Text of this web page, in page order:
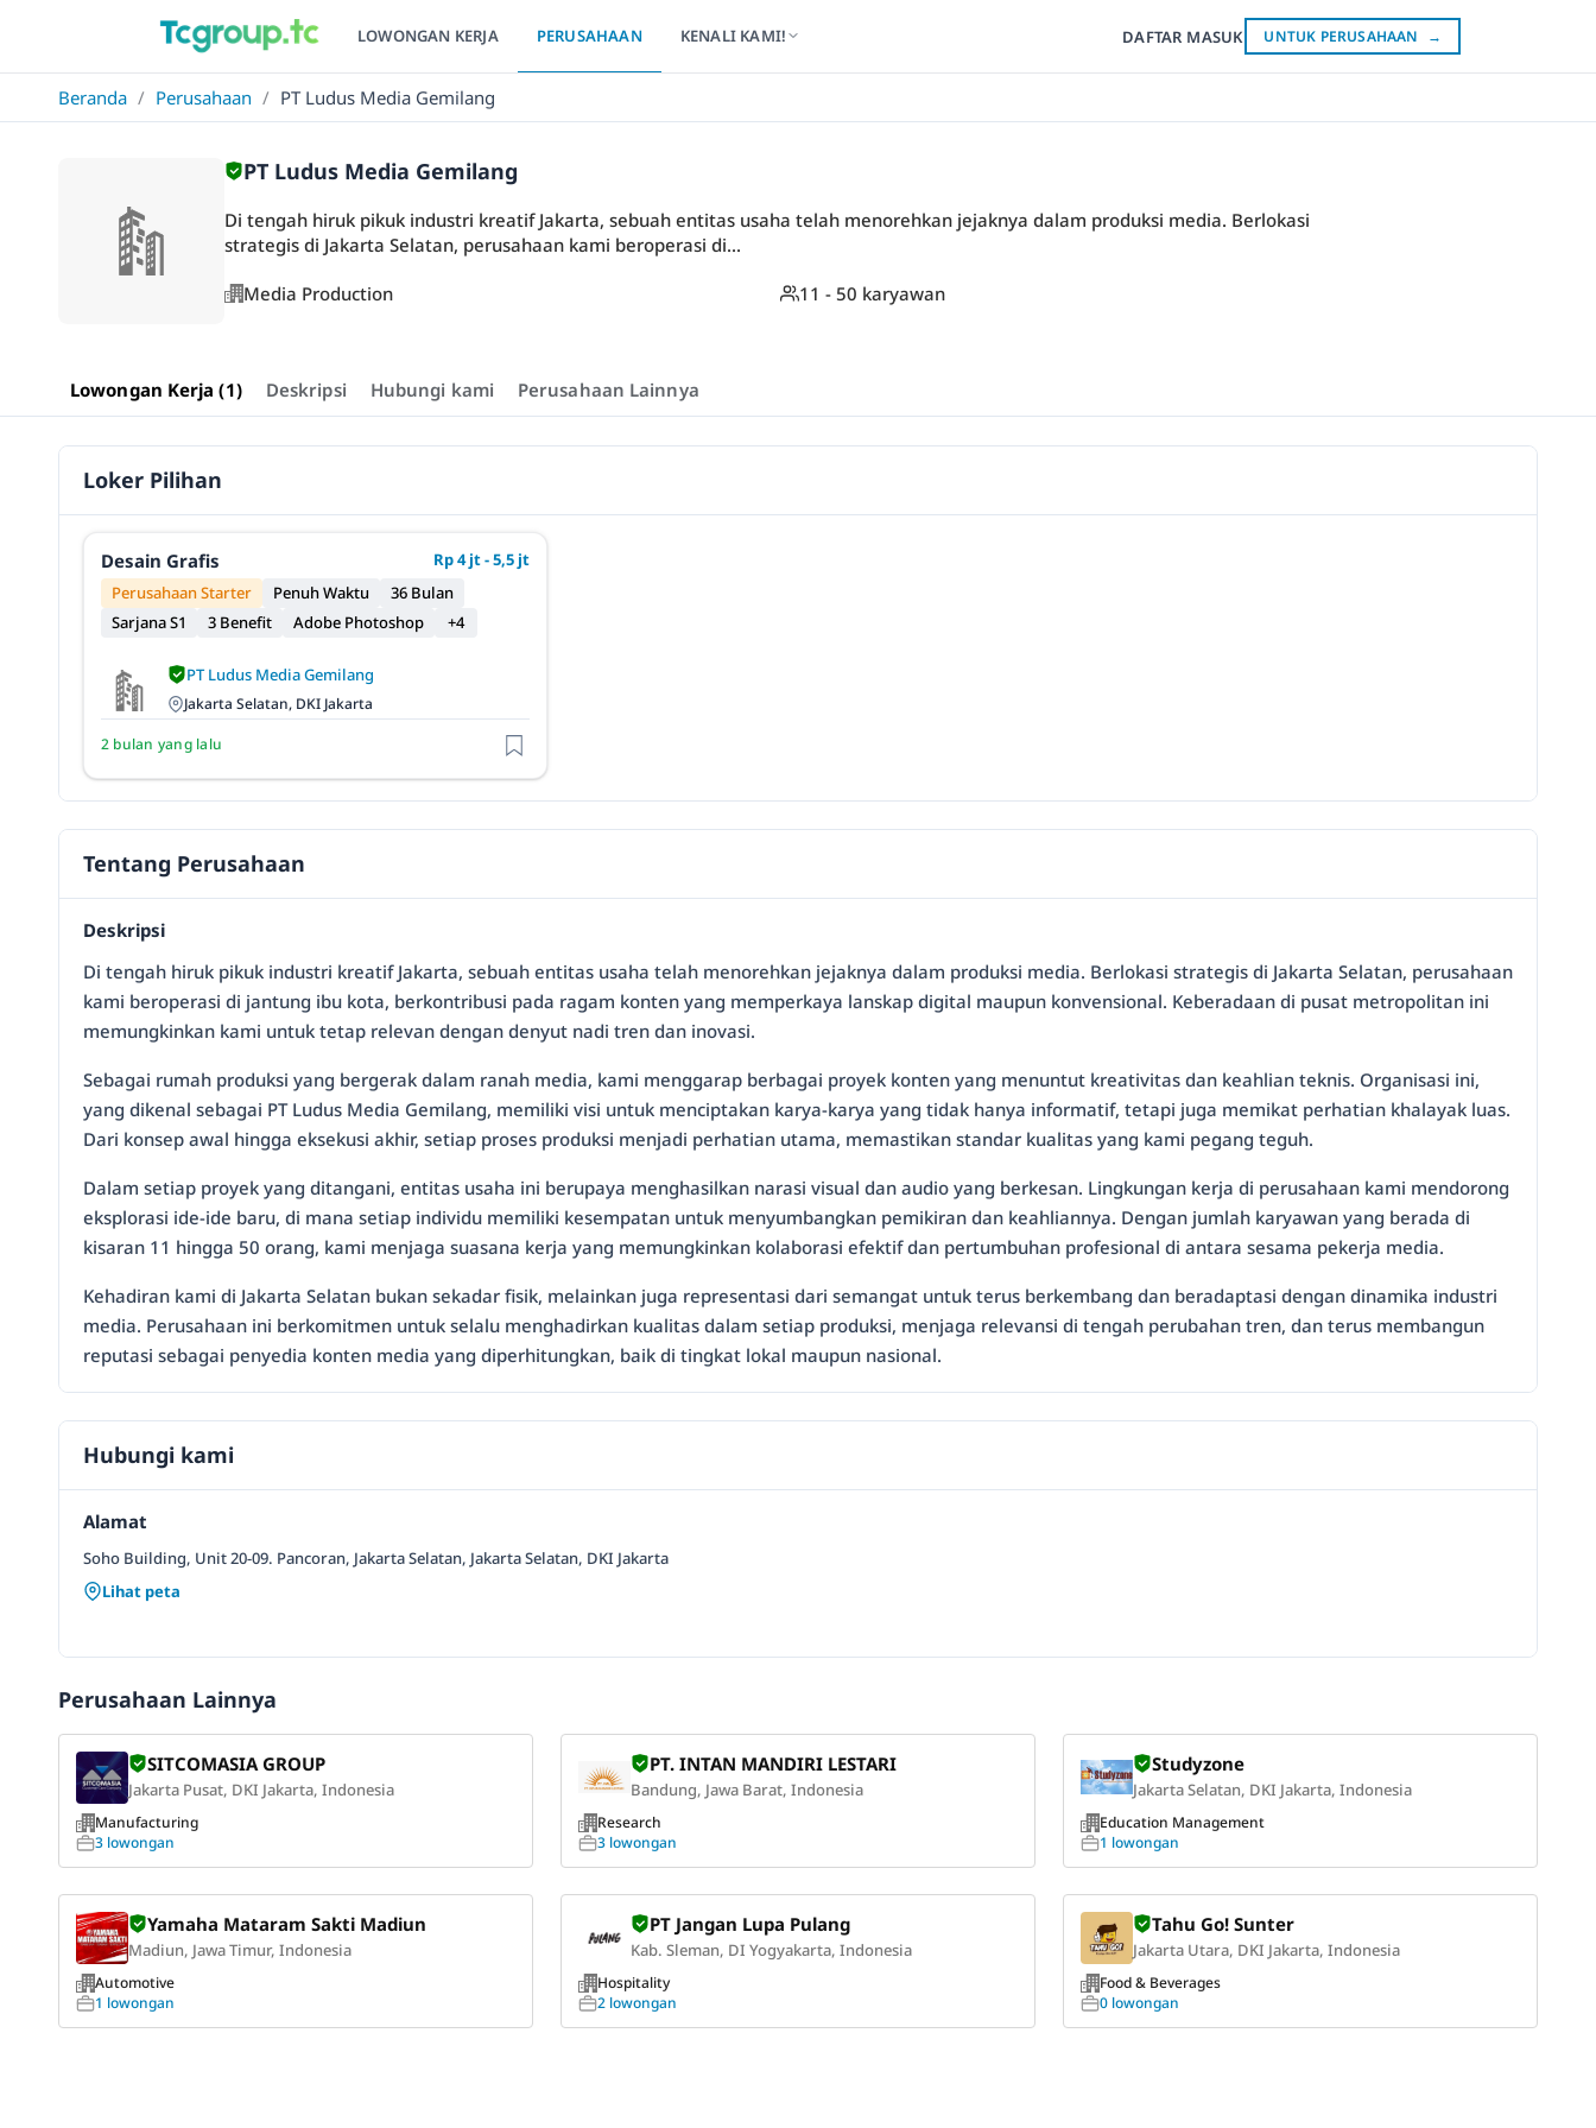
LOWONGAN KERJA PERUSAHAAN KENALI KAMI! DAFTAR MASUK UNTUK PERUSAHAAN →
Beranda / Perusahaan / PT Ludus Media Gemilang
PT Ludus Media Gemilang
Di tengah hiruk pikuk industri kreatif Jakarta, sebuah entitas usaha telah menorehkan jejaknya dalam produksi media. Berlokasi
strategis di Jakarta Selatan, perusahaan kami beroperasi di...
Media Production 11 - 50 karyawan
Lowongan Kerja (1) Deskripsi Hubungi kami Perusahaan Lainnya
Loker Pilihan
Desain Grafis
Rp 4 jt - 5,5 jt
Perusahaan Starter
Penuh Waktu
36 Bulan
Sarjana S1
3 Benefit Adobe Photoshop +4
PT Ludus Media Gemilang
Jakarta Selatan, DKI Jakarta
2 bulan yang lalu
Tentang Perusahaan
Deskripsi
Di tengah hiruk pikuk industri kreatif Jakarta, sebuah entitas usaha telah menorehkan jejaknya dalam produksi media. Berlokasi strategis di Jakarta Selatan, perusahaan
kami beroperasi di jantung ibu kota, berkontribusi pada ragam konten yang memperkaya lanskap digital maupun konvensional. Keberadaan di pusat metropolitan ini
memungkinkan kami untuk tetap relevan dengan denyut nadi tren dan inovasi.
Sebagai rumah produksi yang bergerak dalam ranah media, kami menggarap berbagai proyek konten yang menuntut kreativitas dan keahlian teknis. Organisasi ini,
yang dikenal sebagai PT Ludus Media Gemilang, memiliki visi untuk menciptakan karya-karya yang tidak hanya informatif, tetapi juga memikat perhatian khalayak luas.
Dari konsep awal hingga eksekusi akhir, setiap proses produksi menjadi perhatian utama, memastikan standar kualitas yang kami pegang teguh.
Dalam setiap proyek yang ditangani, entitas usaha ini berupaya menghasilkan narasi visual dan audio yang berkesan. Lingkungan kerja di perusahaan kami mendorong
eksplorasi ide-ide baru, di mana setiap individu memiliki kesempatan untuk menyumbangkan pemikiran dan keahliannya. Dengan jumlah karyawan yang berada di
kisaran 11 hingga 50 orang, kami menjaga suasana kerja yang memungkinkan kolaborasi efektif dan pertumbuhan profesional di antara sesama pekerja media.
Kehadiran kami di Jakarta Selatan bukan sekadar fisik, melainkan juga representasi dari semangat untuk terus berkembang dan beradaptasi dengan dinamika industri
media. Perusahaan ini berkomitmen untuk selalu menghadirkan kualitas dalam setiap produksi, menjaga relevansi di tengah perubahan tren, dan terus membangun
reputasi sebagai penyedia konten media yang diperhitungkan, baik di tingkat lokal maupun nasional.
Hubungi kami
Alamat
Soho Building, Unit 20-09. Pancoran, Jakarta Selatan, Jakarta Selatan, DKI Jakarta
Lihat peta
Perusahaan Lainnya
SITCOMASIA GROUP
Jakarta Pusat, DKI Jakarta, Indonesia
Manufacturing
3 lowongan
PT. INTAN MANDIRI LESTARI
Bandung, Jawa Barat, Indonesia
Research
3 lowongan
Studyzone
Jakarta Selatan, DKI Jakarta, Indonesia
Education Management
1 lowongan
Yamaha Mataram Sakti Madiun
Madiun, Jawa Timur, Indonesia
Automotive
1 lowongan
PT Jangan Lupa Pulang
Kab. Sleman, DI Yogyakarta, Indonesia
Hospitality
2 lowongan
Tahu Go! Sunter
Jakarta Utara, DKI Jakarta, Indonesia
Food & Beverages
0 lowongan